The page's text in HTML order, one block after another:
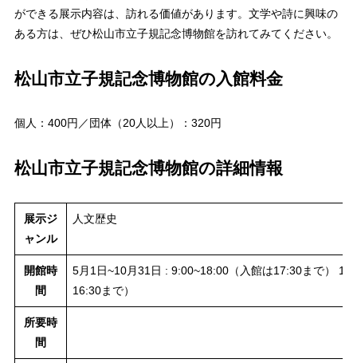
ができる展示内容は、訪れる価値があります。文学や詩に興味の
ある方は、ぜひ松山市立子規記念博物館を訪れてみてください。
松山市立子規記念博物館の入館料金
個人：400円／団体（20人以上）：320円
松山市立子規記念博物館の詳細情報
展示ジ
ャンル
人文歴史
開館時
間
5月1日~10月31日 : 9:00~18:00（入館は17:30まで）
16:30まで）
所要時
間